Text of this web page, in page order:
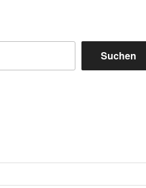
Suchen